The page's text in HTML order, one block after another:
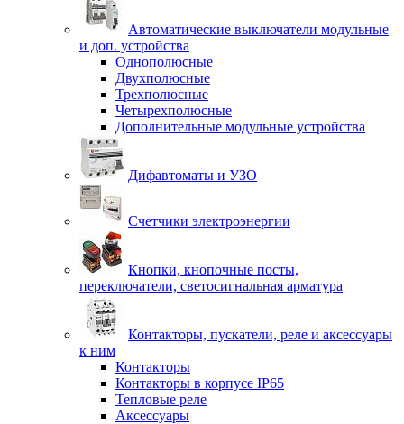
Автоматические выключатели модульные
и доп. устройства
Однополюсные
Двухполюсные
Трехполюсные
Четырехполюсные
Дополнительные модульные устройства
Дифавтоматы и УЗО
Счетчики электроэнергии
Кнопки, кнопочные посты,
переключатели, светосигнальная арматура
Контакторы, пускатели, реле и аксессуары
к ним
Контакторы
Контакторы в корпусе IP65
Тепловые реле
Аксессуары